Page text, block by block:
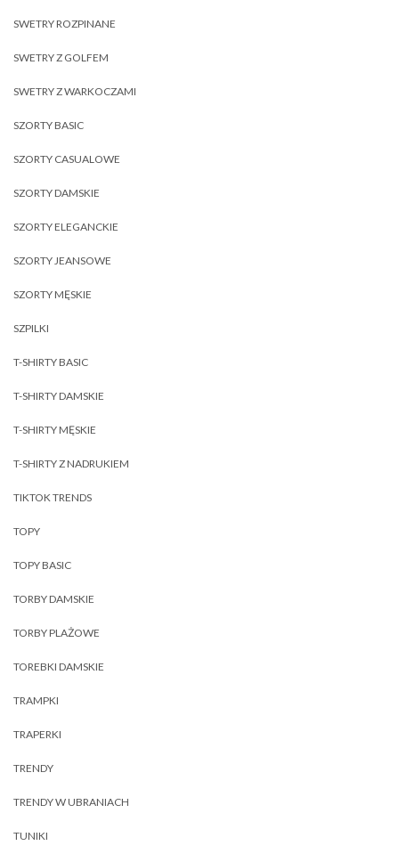
SWETRY ROZPINANE
SWETRY Z GOLFEM
SWETRY Z WARKOCZAMI
SZORTY BASIC
SZORTY CASUALOWE
SZORTY DAMSKIE
SZORTY ELEGANCKIE
SZORTY JEANSOWE
SZORTY MĘSKIE
SZPILKI
T-SHIRTY BASIC
T-SHIRTY DAMSKIE
T-SHIRTY MĘSKIE
T-SHIRTY Z NADRUKIEM
TIKTOK TRENDS
TOPY
TOPY BASIC
TORBY DAMSKIE
TORBY PLAŻOWE
TOREBKI DAMSKIE
TRAMPKI
TRAPERKI
TRENDY
TRENDY W UBRANIACH
TUNIKI